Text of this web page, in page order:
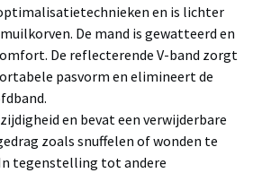
en is lichter
De mand is gewatteerd en
De reflecterende V-band zorgt
pasvorm en elimineert de
en bevat een verwijderbare
zoals snuffelen of wonden te
tegenstelling tot andere